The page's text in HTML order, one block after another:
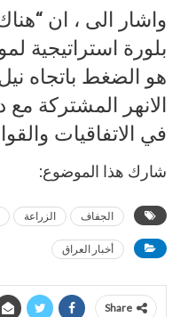
واشار الى ، ان
بلورة استراتيجية
هو الضغط باتجاه
الانهر المشتركة
في الاتفاقيات
شارك هذا الموضوع:
الجفاف الزراعة
أخبار العراق
Share